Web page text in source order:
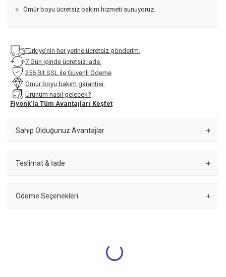
Ömür boyu ücretsiz bakım hizmeti sunuyoruz.
Türkiye’nin her yerine ücretsiz gönderim.
7 Gün içinde ücretsiz iade.
256 Bit SSL ile Güvenli Ödeme
Ömür boyu bakım garantisi.
Ürünüm nasıl gelecek?
Fiyonk’la Tüm Avantajları Keşfet
Sahip Olduğunuz Avantajlar
Teslimat & İade
Ödeme Seçenekleri